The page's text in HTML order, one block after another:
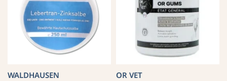
WALDHAUSEN OR VET